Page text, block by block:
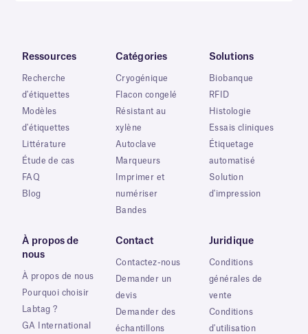
Ressources
Recherche
d'étiquettes
Modèles
d'étiquettes
Littérature
Étude de cas
FAQ
Blog
Catégories
Cryogénique
Flacon congelé
Résistant au
xylène
Autoclave
Marqueurs
Imprimer et
numériser
Bandes
Solutions
Biobanque
RFID
Histologie
Essais cliniques
Étiquetage
automatisé
Solution
d'impression
À propos de
nous
À propos de nous
Pourquoi choisir
Labtag ?
GA International
Contact
Contactez-nous
Demander un
devis
Demander des
échantillons
Juridique
Conditions
générales de
vente
Conditions
d'utilisation